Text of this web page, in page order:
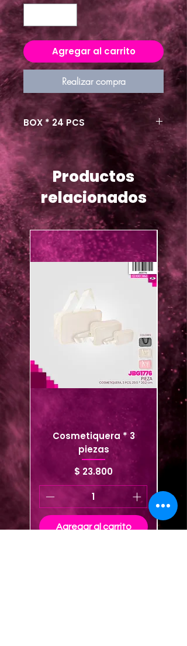
Agregar al carrito
Realizar compra
BOX * 24 PCS
Productos
relacionados
Cosmetiquera * 3
piezas
Precio
$ 23.800
Agregar al carrito